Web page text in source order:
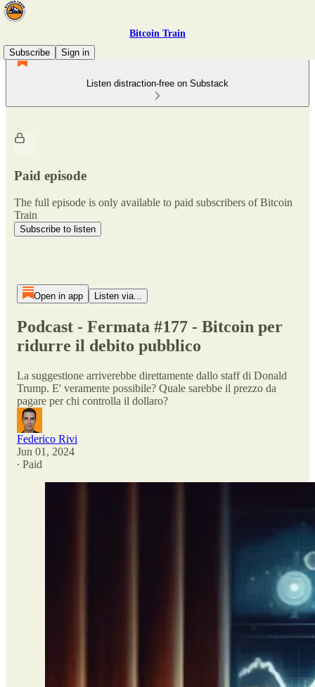
Bitcoin Train
Subscribe
Sign in
Listen distraction-free on Substack
Paid episode
The full episode is only available to paid subscribers of Bitcoin
Train
Subscribe to listen
Open in app Listen via...
Podcast - Fermata #177 - Bitcoin per
ridurre il debito pubblico
La suggestione arriverebbe direttamente dallo staff di Donald
Trump. E' veramente possibile? Quale sarebbe il prezzo da
pagare per chi controlla il dollaro?
Federico Rivi
Jun 01, 2024
∙ Paid